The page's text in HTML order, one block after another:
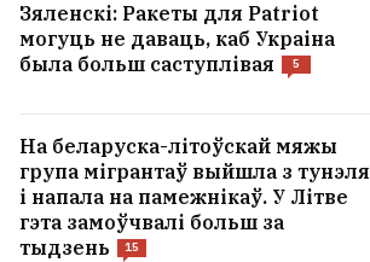
Зяленскі: Ракеты для Patriot
могуць не даваць, каб Украіна
была больш саступлівая
5
На беларуска-літоўскай мяжы
група мігрантаў выйшла з тунэля
і напала на памежнікаў. У Літве
гэта замоўчвалі больш за
тыдзень
15